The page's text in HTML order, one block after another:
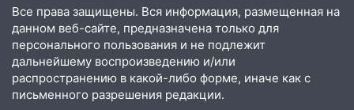
утра 10 августа
05:18 Судьба готовит сюрприз: гороскоп
на 8 августа — кому повезет с
деньгами, а кого ждет неожиданная
встреча
Все права защищены. Вся информация, размещенная на
данном веб-сайте, предназначена только для
персонального пользования и не подлежит
дальнейшему воспроизведению и/или
распространению в какой-либо форме, иначе как с
письменного разрешения редакции.